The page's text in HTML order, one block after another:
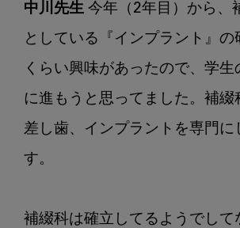
中川先生 今年（2年目）から、
としている『インプラント』の
くらい興味があったので、学
に進もうと思ってました。補綴
差し歯、インプラントを専門に
す。
補綴科は確立してるようでして